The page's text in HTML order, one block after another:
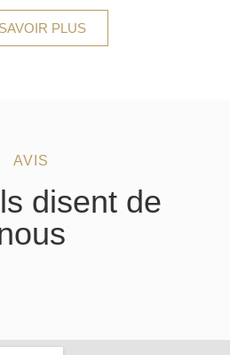
PLUS
AVIS
disent de